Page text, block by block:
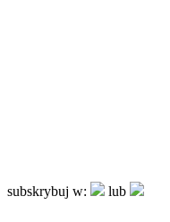
subskrybuj w: lub